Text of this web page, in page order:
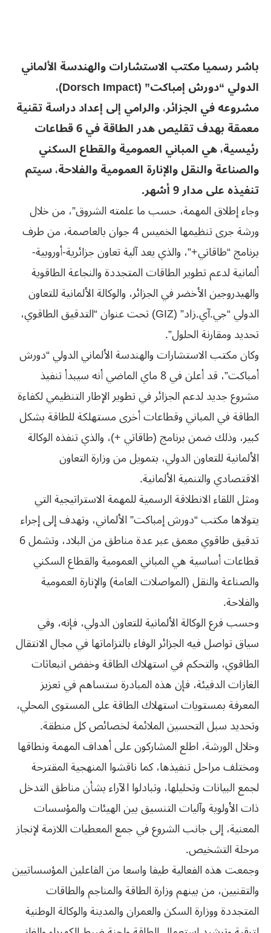
باشر رسميا مكتب الاستشارات والهندسة الألماني
الدولي “دورش إمباكت” (Dorsch Impact)،
مشروعه في الجزائر، والرامي إلى إعداد دراسة تقنية
معمقة بهدف تقليص هدر الطاقة في 6 قطاعات
رئيسية، هي المباني العمومية والقطاع السكني
والصناعة والنقل والإنارة العمومية والفلاحة، سيتم
تنفيذه على مدار 9 أشهر.
وجاء إطلاق المهمة، حسب ما علمته الشروق”، من خلال
ورشة جرى تنظيمها الخميس 4 جوان بالعاصمة، من طرف
برنامج “طاقاتي+”، والذي يعد آلية تعاون جزائرية-أوروبية-
ألمانية لدعم تطوير الطاقات المتجددة والنجاعة الطاقوية
والهيدروجين الأخضر في الجزائر، والوكالة الألمانية للتعاون
الدولي “جي.آي.زاد” (GIZ) تحت عنوان “التدقيق الطاقوي،
تحديد ومقارنة الحلول”.
وكان مكتب الاستشارات والهندسة الألماني الدولي “دورش
أمباكت”، قد أعلن في 8 ماي الماضي أنه سيبدأ تنفيذ
مشروع جديد لدعم الجزائر في تطوير الإطار التنظيمي لكفاءة
الطاقة في المباني وقطاعات أخرى مستهلكة للطاقة بشكل
كبير، وذلك ضمن برنامج (طاقاتي +)، والذي تنفذه الوكالة
الألمانية للتعاون الدولي، بتمويل من وزارة التعاون
الاقتصادي والتنمية الألمانية.
ومثل اللقاء الانطلاقة الرسمية للمهمة الاستراتيجية التي
يتولاها مكتب “دورش إمباكت” الألماني، وتهدف إلى إجراء
تدقيق طاقوي معمق عبر عدة مناطق من البلاد، وتشمل 6
قطاعات أساسية هي المباني العمومية والقطاع السكني
والصناعة والنقل (المواصلات العامة) والإنارة العمومية
والفلاحة.
وحسب فرع الوكالة الألمانية للتعاون الدولي، فإنه، وفي
سياق تواصل فيه الجزائر الوفاء بالتزاماتها في مجال الانتقال
الطاقوي، والتحكم في استهلاك الطاقة وخفض انبعاثات
الغازات الدفيئة، فإن هذه المبادرة ستساهم في تعزيز
المعرفة بمستويات استهلاك الطاقة على المستوى المحلي،
وتحديد سبل التحسين الملائمة لخصائص كل منطقة.
وخلال الورشة، اطلع المشاركون على أهداف المهمة ونطاقها
ومختلف مراحل تنفيذها، كما ناقشوا المنهجية المقترحة
لجمع البيانات وتحليلها، وتبادلوا الآراء بشأن مناطق التدخل
ذات الأولوية وآليات التنسيق بين الهيئات والمؤسسات
المعنية، إلى جانب الشروع في جمع المعطيات اللازمة لإنجاز
مرحلة التشخيص.
وجمعت هذه الفعالية طيفا واسعا من الفاعلين المؤسساتيين
والتقنيين، من بينهم وزارة الطاقة والمناجم والطاقات
المتجددة ووزارة السكن والعمران والمدينة والوكالة الوطنية